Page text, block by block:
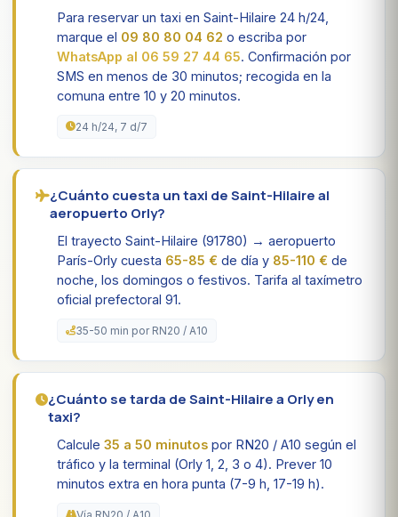
Para reservar un taxi en Saint-Hilaire 24 h/24,
marque el 09 80 80 04 62 o escriba por
WhatsApp al 06 59 27 44 65. Confirmación por
SMS en menos de 30 minutos; recogida en la
comuna entre 10 y 20 minutos.
24 h/24, 7 d/7
¿Cuánto cuesta un taxi de Saint-Hilaire al
aeropuerto Orly?
El trayecto Saint-Hilaire (91780) → aeropuerto
París-Orly cuesta 65-85 € de día y 85-110 € de
noche, los domingos o festivos. Tarifa al taxímetro
oficial prefectoral 91.
35-50 min por RN20 / A10
¿Cuánto se tarda de Saint-Hilaire a Orly en
taxi?
Calcule 35 a 50 minutos por RN20 / A10 según el
tráfico y la terminal (Orly 1, 2, 3 o 4). Prever 10
minutos extra en hora punta (7-9 h, 17-19 h).